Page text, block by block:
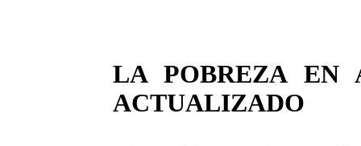
LA POBREZA EN
ACTUALIZADO